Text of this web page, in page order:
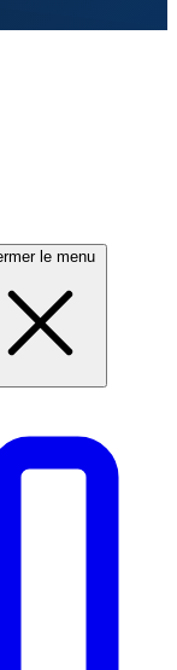
le menu